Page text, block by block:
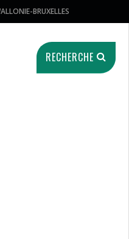
BRUXELLES
RECHERCHE